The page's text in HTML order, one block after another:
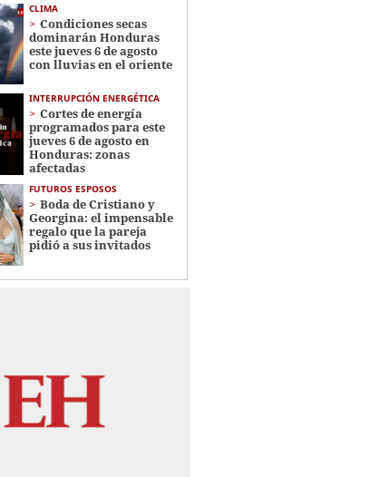
CLIMA
Condiciones secas
dominarán Honduras
este jueves 6 de agosto
con lluvias en el oriente
INTERRUPCIÓN ENERGÉTICA
Cortes de energía
programados para este
jueves 6 de agosto en
Honduras: zonas
afectadas
FUTUROS ESPOSOS
Boda de Cristiano y
Georgina: el impensable
regalo que la pareja
pidió a sus invitados